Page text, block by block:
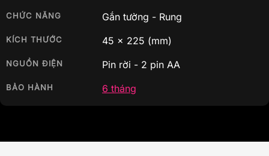
CHỨC NĂNG Gắn tường - Rung
KÍCH THƯỚC 45 x 225 (mm)
NGUỒN ĐIỆN Pin rời - 2 pin AA
BẢO HÀNH 6 tháng